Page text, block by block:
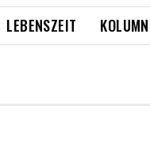
LEBENSZEIT